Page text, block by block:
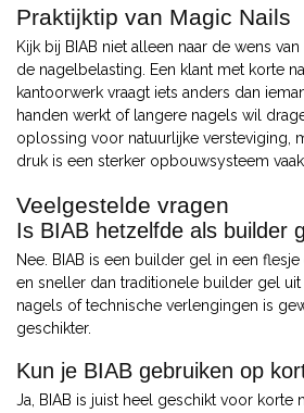
Praktijktip van Magic Nails
Kijk bij BIAB niet alleen naar de wens
de nagelbelasting. Een klant met korte
kantoorwerk vraagt iets anders dan
handen werkt of langere nagels wil
oplossing voor natuurlijke versteviging,
druk is een sterker opbouwsysteem
Veelgestelde vragen
Is BIAB hetzelfde als builder
Nee. BIAB is een builder gel in een
en sneller dan traditionele builder gel
nagels of technische verlengingen is
geschikter.
Kun je BIAB gebruiken op
Ja, BIAB is juist heel geschikt voor korte